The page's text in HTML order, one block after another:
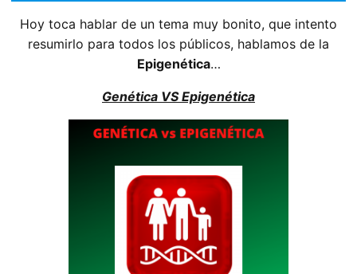
Hoy toca hablar de un tema muy bonito, que intento
resumirlo para todos los públicos, hablamos de la
Epigenética…
Genética VS Epigenética